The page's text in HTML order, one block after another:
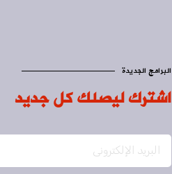
البرامج الجديدة
اشترك ليصلك كل جديد